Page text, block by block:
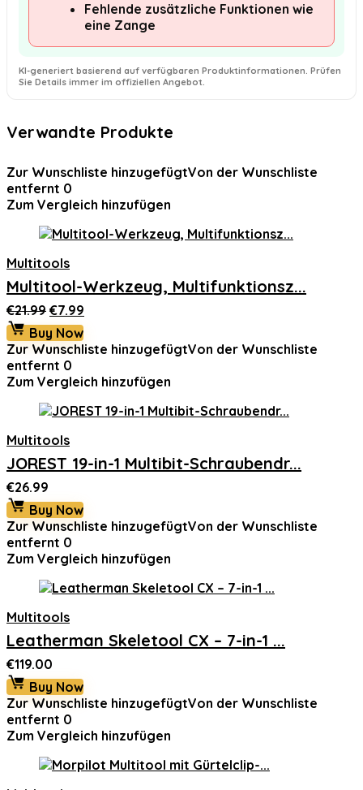
Fehlende zusätzliche Funktionen wie
eine Zange
KI-generiert basierend auf verfügbaren Produktinformationen. Prüfen
Sie Details immer im offiziellen Angebot.
Verwandte Produkte
Zur Wunschliste hinzugefügtVon der Wunschliste
entfernt 0
Zum Vergleich hinzufügen
Multitools
Multitool-Werkzeug, Multifunktionsz...
€21.99 Ursprünglicher
Preis
war:
€21.99
€7.99
ist:
€7.99.
Buy Now
Zur Wunschliste hinzugefügtVon der Wunschliste
entfernt 0
Zum Vergleich hinzufügen
Multitools
JOREST 19-in-1 Multibit-Schraubendr...
€26.99
Buy Now
Zur Wunschliste hinzugefügtVon der Wunschliste
entfernt 0
Zum Vergleich hinzufügen
Multitools
Leatherman Skeletool CX – 7-in-1 ...
€119.00
Buy Now
Zur Wunschliste hinzugefügtVon der Wunschliste
entfernt 0
Zum Vergleich hinzufügen